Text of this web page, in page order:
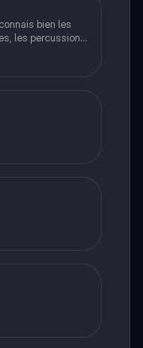
bien les
les percussions,